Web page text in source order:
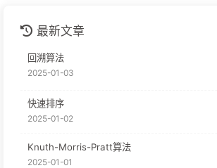
最新文章
回溯算法
2025-01-03
快速排序
2025-01-02
Knuth-Morris-Pratt算法
2025-01-01